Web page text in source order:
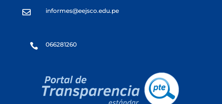
 informes@eejsco.edu.pe
 066281260